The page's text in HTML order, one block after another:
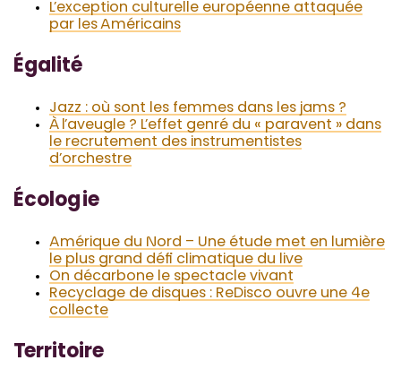
L’exception culturelle européenne attaquée
par les Américains
Égalité
Jazz : où sont les femmes dans les jams ?
À l’aveugle ? L’effet genré du « paravent » dans
le recrutement des instrumentistes
d’orchestre
Écologie
Amérique du Nord – Une étude met en lumière
le plus grand défi climatique du live
On décarbone le spectacle vivant
Recyclage de disques : ReDisco ouvre une 4e
collecte
Territoire